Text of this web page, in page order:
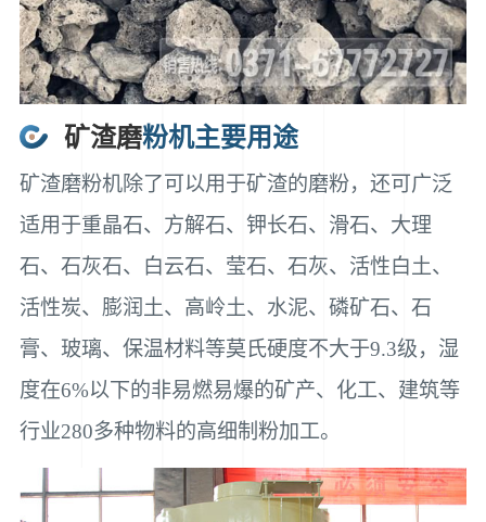
矿渣磨粉机主要用途
矿渣磨粉机除了可以用于矿渣的磨粉，还可广泛
适用于重晶石、方解石、钾长石、滑石、大理
石、石灰石、白云石、莹石、石灰、活性白土、
活性炭、膨润土、高岭土、水泥、磷矿石、石
膏、玻璃、保温材料等莫氏硬度不大于9.3级，湿
度在6%以下的非易燃易爆的矿产、化工、建筑等
行业280多种物料的高细制粉加工。